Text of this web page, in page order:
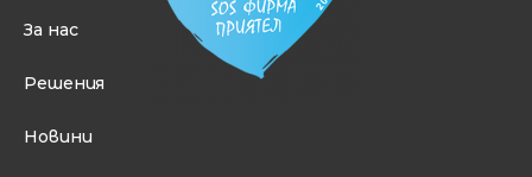
За нас
Решения
Новини